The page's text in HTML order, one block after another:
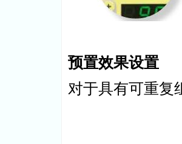
预置效果设置
对于具有可重复